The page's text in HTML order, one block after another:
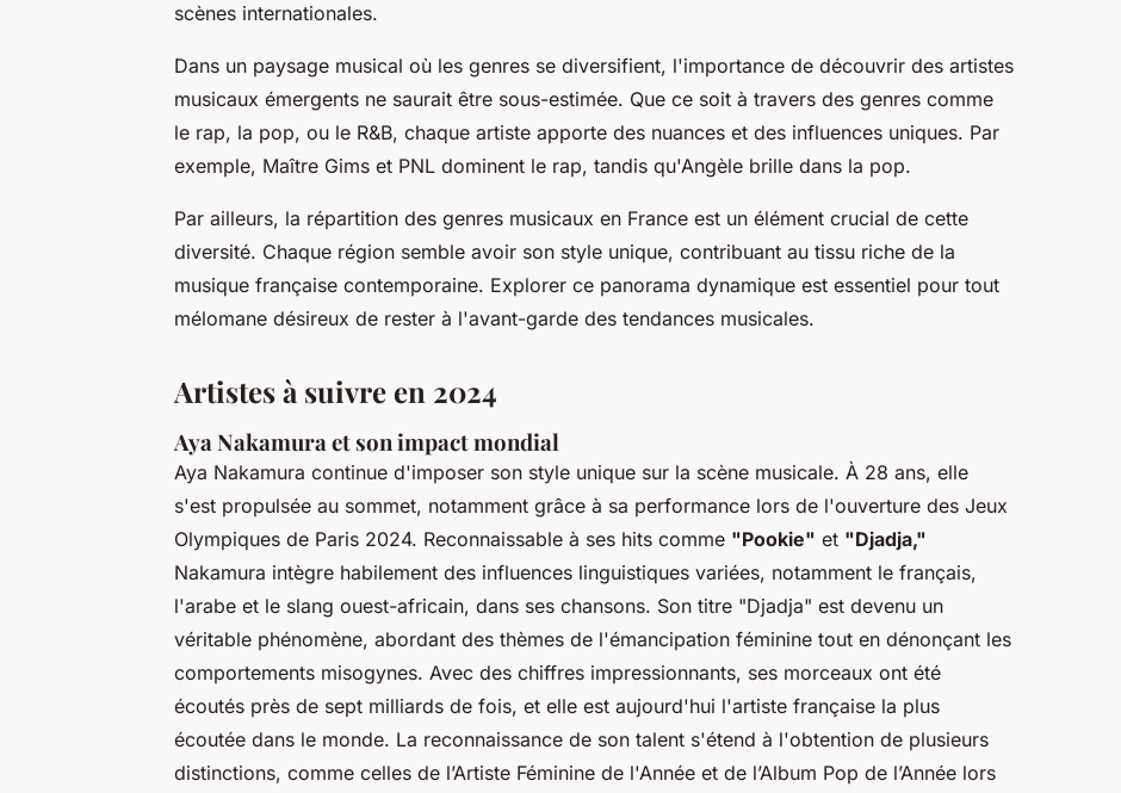
scènes internationales.
Dans un paysage musical où les genres se diversifient, l'importance de découvrir des artistes
musicaux émergents ne saurait être sous-estimée. Que ce soit à travers des genres comme
le rap, la pop, ou le R&B, chaque artiste apporte des nuances et des influences uniques. Par
exemple, Maître Gims et PNL dominent le rap, tandis qu'Angèle brille dans la pop.
Par ailleurs, la répartition des genres musicaux en France est un élément crucial de cette
diversité. Chaque région semble avoir son style unique, contribuant au tissu riche de la
musique française contemporaine. Explorer ce panorama dynamique est essentiel pour tout
mélomane désireux de rester à l'avant-garde des tendances musicales.
Artistes à suivre en 2024
Aya Nakamura et son impact mondial
Aya Nakamura continue d'imposer son style unique sur la scène musicale. À 28 ans, elle
s'est propulsée au sommet, notamment grâce à sa performance lors de l'ouverture des Jeux
Olympiques de Paris 2024. Reconnaissable à ses hits comme "Pookie" et "Djadja,"
Nakamura intègre habilement des influences linguistiques variées, notamment le français,
l'arabe et le slang ouest-africain, dans ses chansons. Son titre "Djadja" est devenu un
véritable phénomène, abordant des thèmes de l'émancipation féminine tout en dénonçant les
comportements misogynes. Avec des chiffres impressionnants, ses morceaux ont été
écoutés près de sept milliards de fois, et elle est aujourd'hui l'artiste française la plus
écoutée dans le monde. La reconnaissance de son talent s'étend à l'obtention de plusieurs
distinctions, comme celles de l’Artiste Féminine de l'Année et de l’Album Pop de l’Année lors